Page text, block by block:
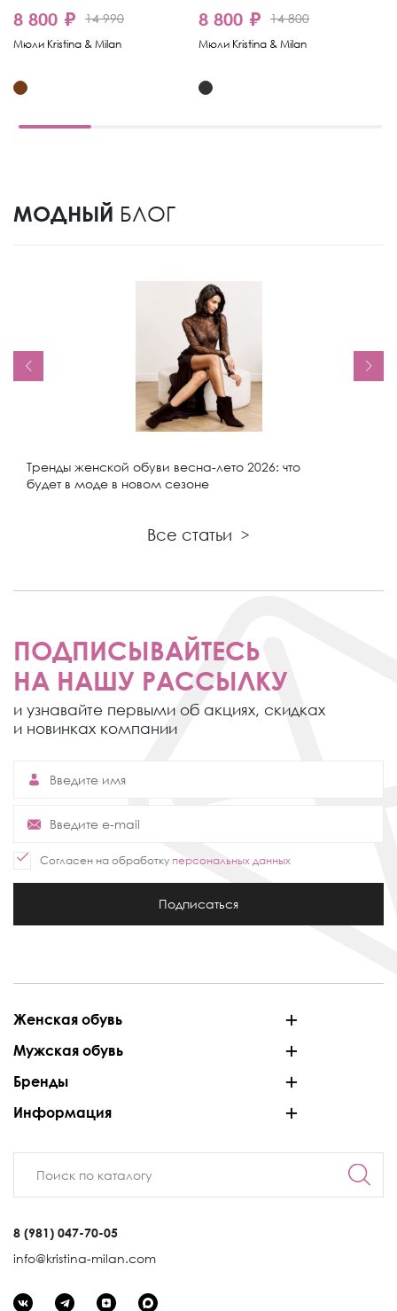
8 800 ₽ 14 990
Мюли Kristina & Milan
8 800 ₽ 14 800
Мюли Kristina & Milan
МОДНЫЙ БЛОГ
Тренды женской обуви весна-лето 2026: что
будет в моде в новом сезоне
Все статьи >
ПОДПИСЫВАЙТЕСЬ
НА НАШУ РАССЫЛКУ
и узнавайте первыми об акциях, скидках
и новинках компании
Согласен на обработку персональных данных
Подписаться
Женская обувь
Мужская обувь
Бренды
Информация
8 (981) 047-70-05
info@kristina-milan.com